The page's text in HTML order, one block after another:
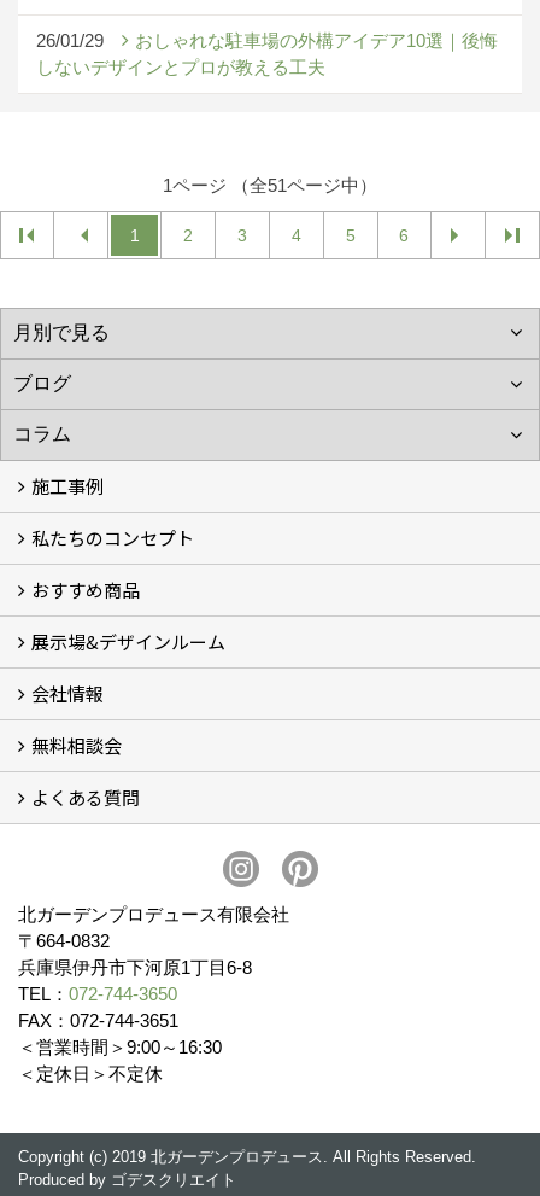
26/01/29
おしゃれな駐車場の外構アイデア10選｜後悔
しないデザインとプロが教える工夫
1ページ （全51ページ中）
1 2 3 4 5 6
施工事例
施工事例
お客様の声 (46)
私たちのコンセプト
コンセプト
完成までの流れ
お庭のメンテナンスについて
おすすめ商品
オリジナル帆布のサイクルポート
NEW スマートサイクルポート
おしゃれな物置 (8)
門扉 (6)
ウッドフェンス (16)
アイアンの商品 (6)
ガーデニング雑貨 (3)
ガーデン書&ガーデンアート
こだわりのオリジナル商品 一覧
おすすめの植物 (29)
箱庭ガーデン
ポット苗
展示場&デザインルーム
展示場&デザインルーム
会社情報
会社概要
スタッフ紹介 (11)
ブログ
コラム
アクセス
求人募集
無料相談会
無料相談会
よくある質問
アフターサービス・アフターメンテナンスについて (3)
北ガーデンプロデュース有限会社
〒664-0832
兵庫県伊丹市下河原1丁目6-8
TEL： 072-744-3650
FAX：072-744-3651
＜営業時間＞9:00～16:30
＜定休日＞不定休
Copyright (c) 2019 北ガーデンプロデュース. All Rights Reserved.
Produced by ゴデスクリエイト